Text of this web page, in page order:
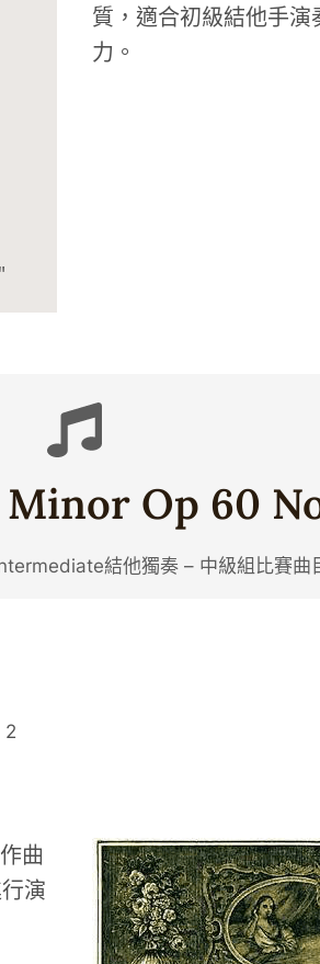
質，適合初級結他手
力。
Op 60
結他獨奏 – 中級組比賽曲
2
曲
演